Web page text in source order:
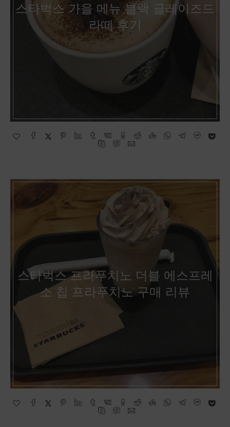
스타벅스 가을 메뉴 블랙 글레이즈드
라떼 후기
스타벅스 프라푸치노 더블 에스프레
소 칩 프라푸치노 구매 리뷰